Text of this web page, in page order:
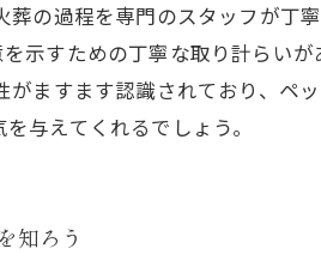
の過程を専門のスタッフが丁
示すための丁寧な取り計らい
ますます認識されており、ペ
与えてくれるでしょう。
知ろう